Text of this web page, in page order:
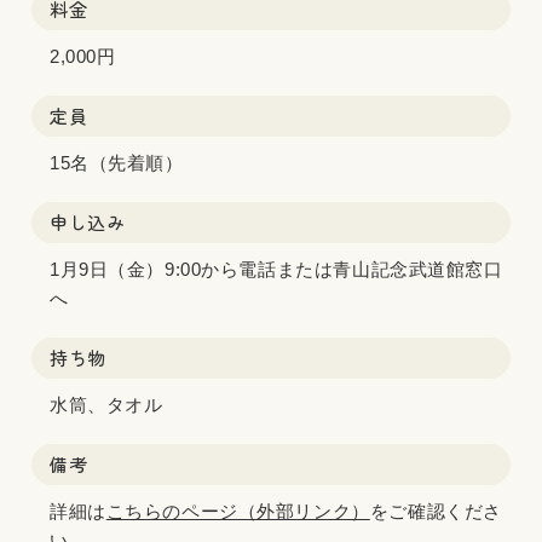
料金
2,000円
定員
15名（先着順）
申し込み
1月9日（金）9:00から電話または青山記念武道館窓口
へ
持ち物
水筒、タオル
備考
詳細は こちらのページ（外部リンク）
をご確認くださ